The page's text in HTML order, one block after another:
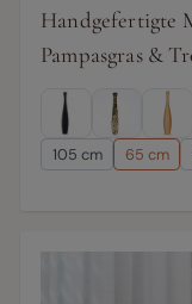
Handgefertigte
Pampasgras &
105 cm 65 cm